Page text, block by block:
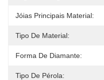
Jóias Principais Material:
Tipo De Material:
Forma De Diamante:
Tipo De Pérola: